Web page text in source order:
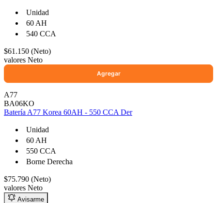
Unidad
60 AH
540 CCA
$61.150 (Neto)
valores Neto
A77
BA06KO
Batería A77 Korea 60AH - 550 CCA Der
Unidad
60 AH
550 CCA
Borne Derecha
$75.790 (Neto)
valores Neto
Avisarme